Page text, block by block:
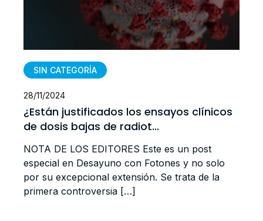
SIN CATEGORÍA
28/11/2024
¿Están justificados los ensayos clínicos
de dosis bajas de radiot...
NOTA DE LOS EDITORES Este es un post
especial en Desayuno con Fotones y no solo
por su excepcional extensión. Se trata de la
primera controversia […]